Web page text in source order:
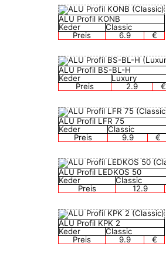
ALU Profil KONB
Keder
Classic
Preis
6.9 €
ALU Profil BS-BL-H
Keder
Luxury
Preis
2.9 €
ALU Profil LFR 75
Keder
Classic
Preis
9.9 €
ALU Profil LEDKOS 50
Keder
Classic
Preis
12.9
ALU Profil KPK 2
Keder
Classic
Preis
9.9 €